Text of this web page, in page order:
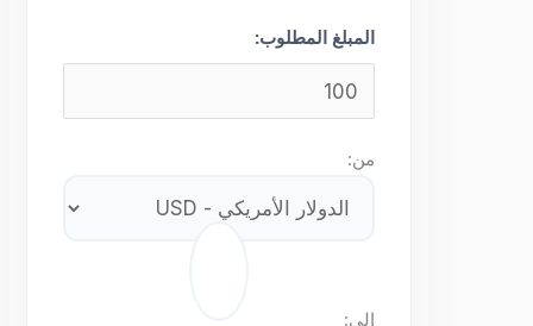
المبلغ المطلوب: